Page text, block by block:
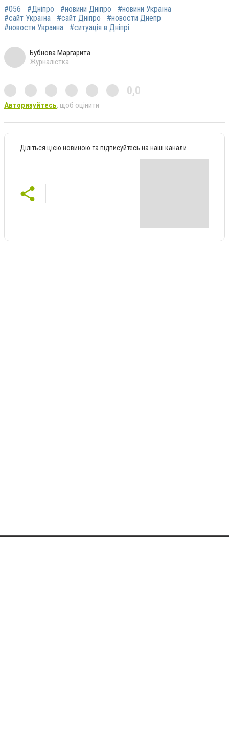
#056 #Дніпро #новини Дніпро
#новини Україна
#сайт Україна
#сайт Дніпро
#новости Днепр
#новости Украина
#ситуація в Дніпрі
Бубнова Маргарита
Журналістка
0,0
Авторизуйтесь, щоб оцінити
Діліться цією новиною та підписуйтесь на наші канали